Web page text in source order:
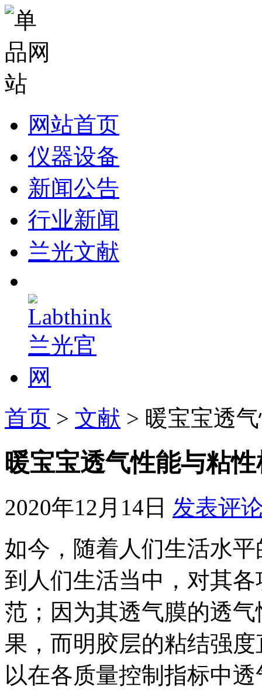
网站首页
仪器设备
新闻公告
行业新闻
兰光文献
首页 > 文献 > 暖宝宝透
暖宝宝透气性能与粘
2020年12月14日 发表评
如今，随着人们生活水平
到人们生活当中，对其
范；因为其透气膜的透
果，而明胶层的粘结强
以在各质量控制指标中